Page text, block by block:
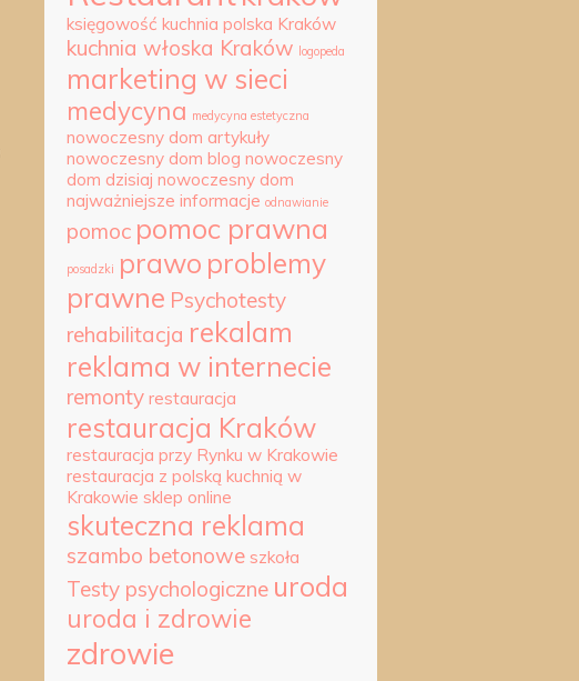
księgowość kuchnia polska Kraków
kuchnia włoska Kraków logopeda
marketing w sieci
medycyna medycyna estetyczna
nowoczesny dom artykuły
nowoczesny dom blog nowoczesny
dom dzisiaj nowoczesny dom
najważniejsze informacje odnawianie
pomoc pomoc prawna
posadzki prawo problemy
prawne Psychotesty
rehabilitacja rekalam
reklama w internecie
remonty restauracja
restauracja Kraków
restauracja przy Rynku w Krakowie
restauracja z polską kuchnią w
Krakowie sklep online
skuteczna reklama
szambo betonowe szkoła
Testy psychologiczne uroda
uroda i zdrowie
zdrowie